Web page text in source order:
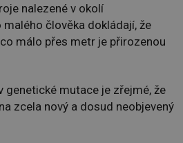
nalezené v okolí
člověka dokládají, že
málo přes metr je přirozenou
genetické mutace je zřejmé, že
zcela nový a dosud neobjevený